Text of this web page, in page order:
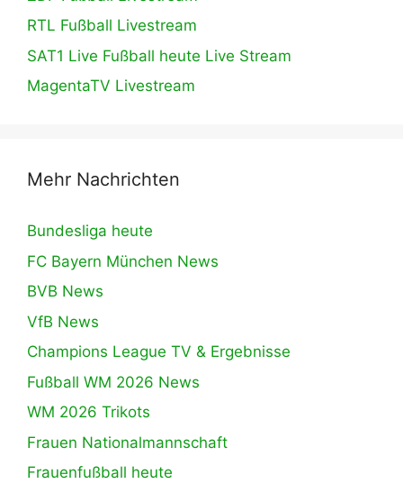
RTL Fußball Livestream
SAT1 Live Fußball heute Live Stream
MagentaTV Livestream
Mehr Nachrichten
Bundesliga heute
FC Bayern München News
BVB News
VfB News
Champions League TV & Ergebnisse
Fußball WM 2026 News
WM 2026 Trikots
Frauen Nationalmannschaft
Frauenfußball heute